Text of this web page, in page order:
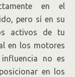
en el
pero sí en su
activos de tu
en los motores
no es
en los